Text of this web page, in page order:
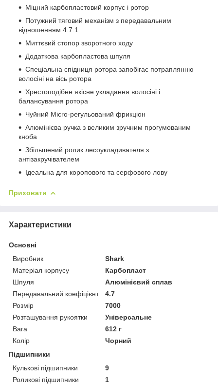
Міцний карбопластовий корпус і ротор
Потужний тяговий механізм з передавальним
відношенням 4.7:1
Миттєвий стопор зворотного ходу
Додаткова карбопластова шпуля
Спеціальна спідниця ротора запобігає потраплянню
волосіні на вісь ротора
Хрестоподібне якісне укладання волосіні і
балансування ротора
Чуйний Micro-регульований фрикціон
Алюмінієва ручка з великим зручним прогумованим
кноба
Збільшений ролик лесоукладивателя з
антізакручівателем
Ідеальна для коропового та серфового лову
Приховати
Характеристики
Основні
Виробник
Shark
Матеріал корпусу
Карбопласт
Шпуля
Алюмінієвий сплав
Передавальний коефіцієнт
4.7
Розмір
7000
Розташування рукоятки
Універсальне
Вага
612 г
Колір
Чорний
Підшипники
Кулькові підшипники
9
Роликові підшипники
1